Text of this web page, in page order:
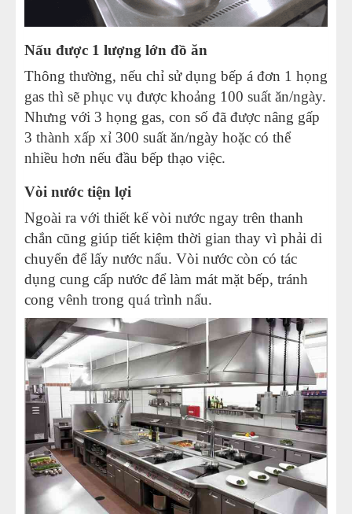
Nấu được 1 lượng lớn đồ ăn
Thông thường, nếu chỉ sử dụng bếp á đơn 1 họng
gas thì sẽ phục vụ được khoảng 100 suất ăn/ngày.
Nhưng với 3 họng gas, con số đã được nâng gấp
3 thành xấp xỉ 300 suất ăn/ngày hoặc có thể
nhiều hơn nếu đầu bếp thạo việc.
Vòi nước tiện lợi
Ngoài ra với thiết kế vòi nước ngay trên thanh
chắn cũng giúp tiết kiệm thời gian thay vì phải di
chuyển để lấy nước nấu. Vòi nước còn có tác
dụng cung cấp nước để làm mát mặt bếp, tránh
cong vênh trong quá trình nấu.